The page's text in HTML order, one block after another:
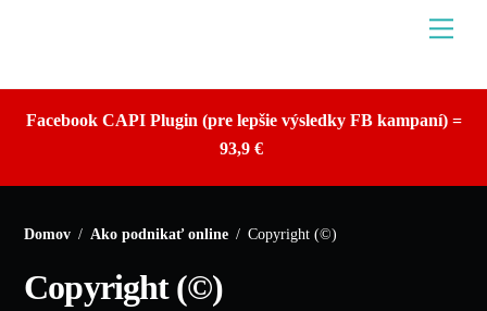
Facebook CAPI Plugin (pre lepšie výsledky FB kampaní) =
93,9 €
Domov / Ako podnikať online / Copyright (©)
Copyright (©)